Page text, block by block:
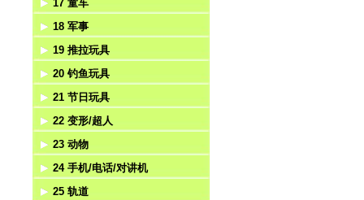
相机
帐篷
望远镜
游泳镜
电动枪/八音枪
夜光系列
火石枪/打鼓枪
家具
茶具
水果套
化妆品
饰品
洁具
游乐园
狂野大战系列
十字军系列
动物乐园系列
其它系列套装
合金惯性
合金滑行
合金电动
合金遥控
相架/相框
时钟
台灯
手表
工艺
香水座/香座
音乐盒
精品
手电筒
17 童车
电动童车
遥控童车
脚踏车
18 军事
工程套
武器/刀剑
警察套
军人
消防套
海盗
西部牛仔
19 推拉玩具
推拉玩具
20 钓鱼玩具
钓鱼
电动钓鱼
上链钓鱼
21 节日玩具
圣诞节
万圣节（鬼节）
面具
22 变形/超人
变形机器人
其它超人系列
23 动物
非电动动物
电动动物
24 手机/电话/对讲机
手机25 轨道